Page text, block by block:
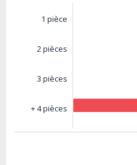
1 pièce
2 pièces
3 pièces
+ 4 pièces